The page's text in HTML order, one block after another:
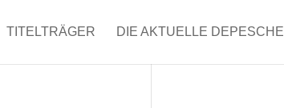
TITELTRÄGER DIE AKTUELLE DEPESCHE